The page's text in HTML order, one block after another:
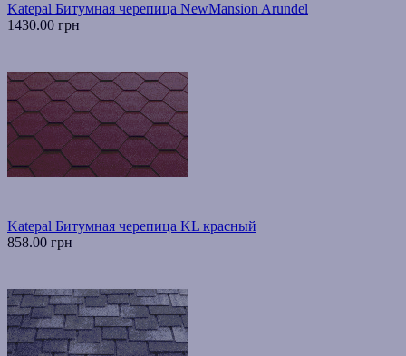
Katepal Битумная черепица NewMansion Arundel
1430.00 грн
Katepal Битумная черепица KL красный
858.00 грн